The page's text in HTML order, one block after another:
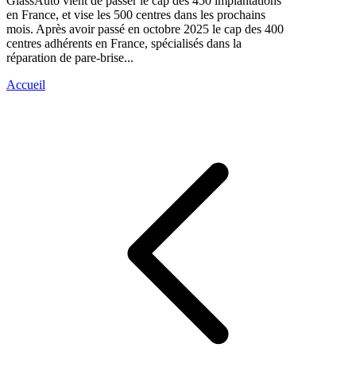
en France, et vise les 500 centres dans les prochains
mois. Après avoir passé en octobre 2025 le cap des 400
centres adhérents en France, spécialisés dans la
réparation de pare-brise...
Accueil